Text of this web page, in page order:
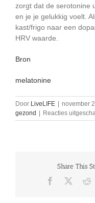
zorgt dat de serotonine
en je je gelukkig voelt.
kast/frigo naar een
HRV waarde.
Bron
melatonine
Door LiveLIFE november
gezond
Reacties
Share This
Facebook